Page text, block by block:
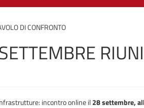
DI CONFRONTO
incontro online il28 settembre,